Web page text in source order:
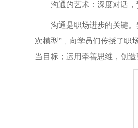
沟通的艺术：深度对话
沟通是职场进步的关键。
次模型”，向学员们传授了职
当目标；运用牵善思维，创